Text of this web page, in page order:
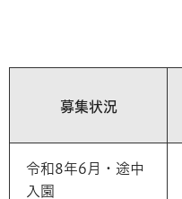
募集状況
令和8年6月・途中
入園